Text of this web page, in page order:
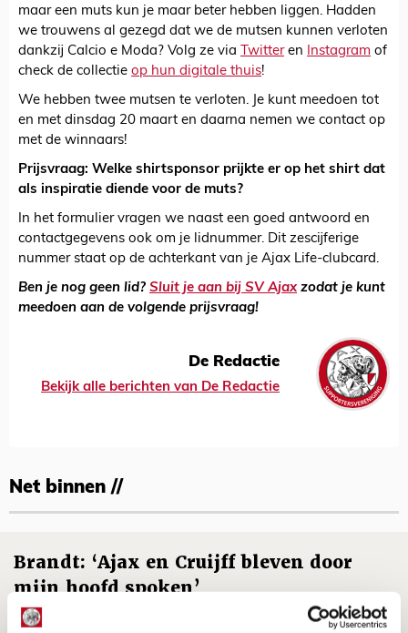
maar een muts kun je maar beter hebben liggen. Hadden
we trouwens al gezegd dat we de mutsen kunnen verloten
dankzij Calcio e Moda? Volg ze via Twitteren Instagram of
check de collectie op hun digitale thuis!
We hebben twee mutsen te verloten. Je kunt meedoen tot
en met dinsdag 20 maart en daarna nemen we contact op
met de winnaars!
Prijsvraag: Welke shirtsponsor prijkte er op het shirt dat
als inspiratie diende voor de muts?
In het formulier vragen we naast een goed antwoord en
contactgegevens ook om je lidnummer. Dit zescijferige
nummer staat op de achterkant van je Ajax Life-clubcard.
Ben je nog geen lid? Sluit je aan bij SV Ajaxzodat je kunt
meedoen aan de volgende prijsvraag!
De Redactie
Bekijk alle berichten van De Redactie
Net binnen //
Brandt: ‘Ajax en Cruijff bleven door
mijn hoofd spoken’
07 AUGUSTUS 2026 - 20:02